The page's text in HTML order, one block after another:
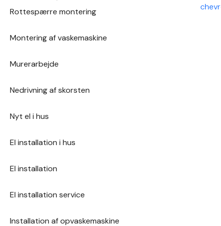
specifikke behov.
Rottespærre montering
Montering af vaskemaskine
Murerarbejde
Nedrivning af skorsten
Nyt el i hus
El installation i hus
El installation
El installation service
Installation af opvaskemaskine